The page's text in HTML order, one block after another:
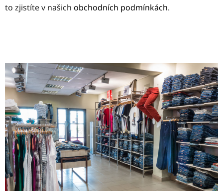
to zjistíte v našich obchodních podmínkách.